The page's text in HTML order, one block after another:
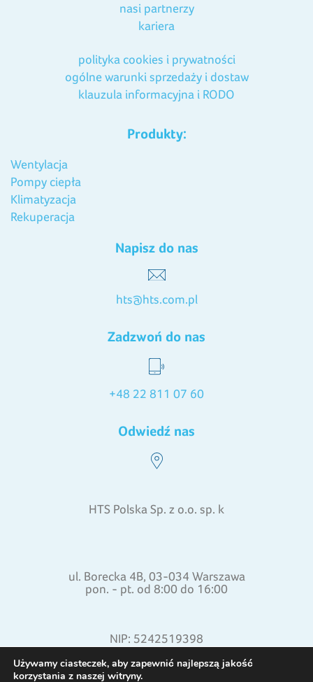
nasi partnerzy
kariera
polityka cookies i prywatności
ogólne warunki sprzedaży i dostaw
klauzula informacyjna i RODO
Produkty:
Wentylacja
Pompy ciepła
Klimatyzacja
Rekuperacja
Napisz do nas
hts@hts.com.pl
Zadzwoń do nas
+48 22 811 07 60
Odwiedź nas
HTS Polska Sp. z o.o. sp. k
ul. Borecka 4B, 03-034 Warszawa
pon. - pt. od 8:00 do 16:00
NIP: 5242519398
REGON: 015871772
Używamy ciasteczek, aby zapewnić najlepszą jakość
korzystania z naszej witryny.